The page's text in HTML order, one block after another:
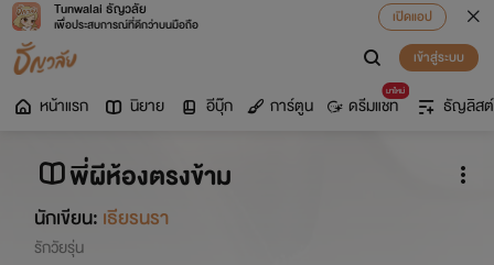
Tunwalai ธัญวลัย
เพื่อประสบการณ์ที่ดีกว่าบนมือถือ
เปิดแอป
เข้าสู่ระบบ
หน้าแรก นิยาย อีบุ๊ก การ์ตูน
มาใหม่
ดรีมแชท ธัญลิสต์
พี่ผีห้องตรงข้าม
นักเขียน: เธียรนรา
รักวัยรุ่น